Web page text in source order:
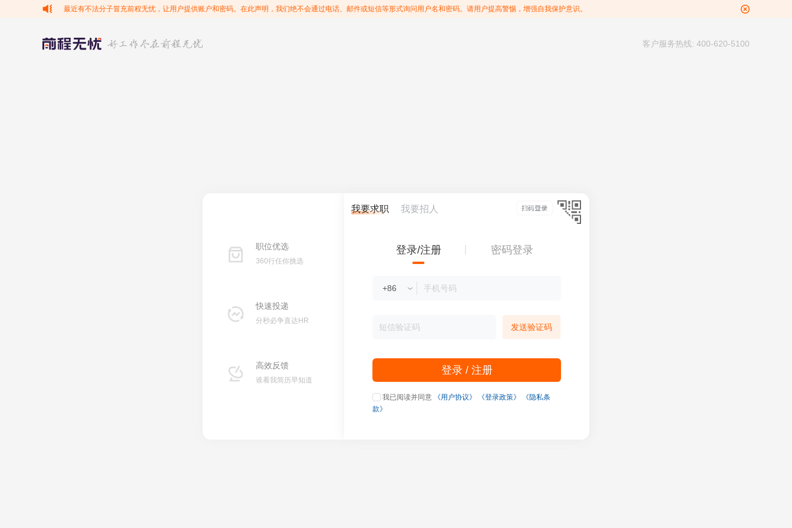
最近有不法分子冒充前程无忧，让用户提供账户和密码。在此声明，我们绝不会通过电话、邮件或短信等形式询问用户名和密码。请用户提高警惕，增强自我保护意识。
客户服务热线: 400-620-5100
职位优选
360行任你挑选
快速投递
分秒必争直达HR
高效反馈
谁看我简历早知道
我要求职 我要招人
登录/注册 密码登录
发送验证码
登录 / 注册
我已阅读并同意 《用户协议》 《登录政策》
《隐私条
款》